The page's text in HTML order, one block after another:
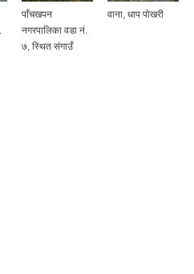
पाँचखपन
नगरपालिका वडा नं.
७, स्थित संगाउँ
वाना, धाप पोखरी